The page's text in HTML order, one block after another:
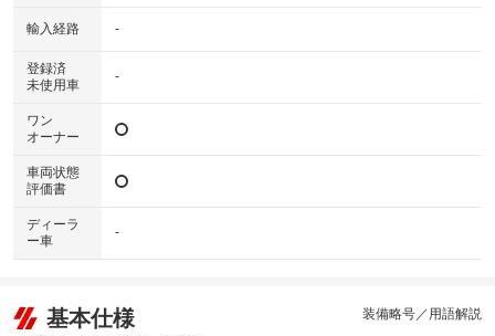
輸入経路 -
登録済
未使用車
-
ワン
オーナー
車両状態
評価書
ディーラ
ー車
-
基本仕様 装備略号／用語解説